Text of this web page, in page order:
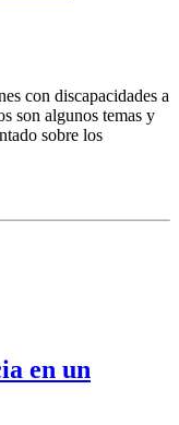
con discapacidades a
son algunos temas y
sobre los
en un